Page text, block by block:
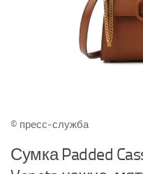
© пресс-служба
Сумка Padded